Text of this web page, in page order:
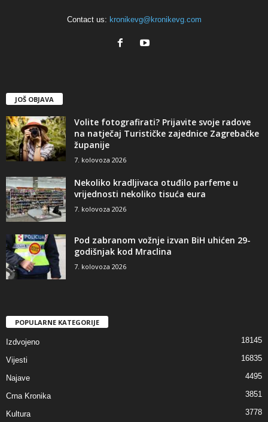
Contact us: kronikevg@kronikevg.com
JOŠ OBJAVA
Volite fotografirati? Prijavite svoje radove
na natječaj Turističke zajednice Zagrebačke
županije
7. kolovoza 2026
Nekoliko kradljivaca otuđilo parfeme u
vrijednosti nekoliko tisuća eura
7. kolovoza 2026
Pod zabranom vožnje izvan BiH uhićen 29-
godišnjak kod Mraclina
7. kolovoza 2026
POPULARNE KATEGORIJE
Izdvojeno 18145
Vijesti 16835
Najave 4495
Crna Kronika 3851
Kultura 3778